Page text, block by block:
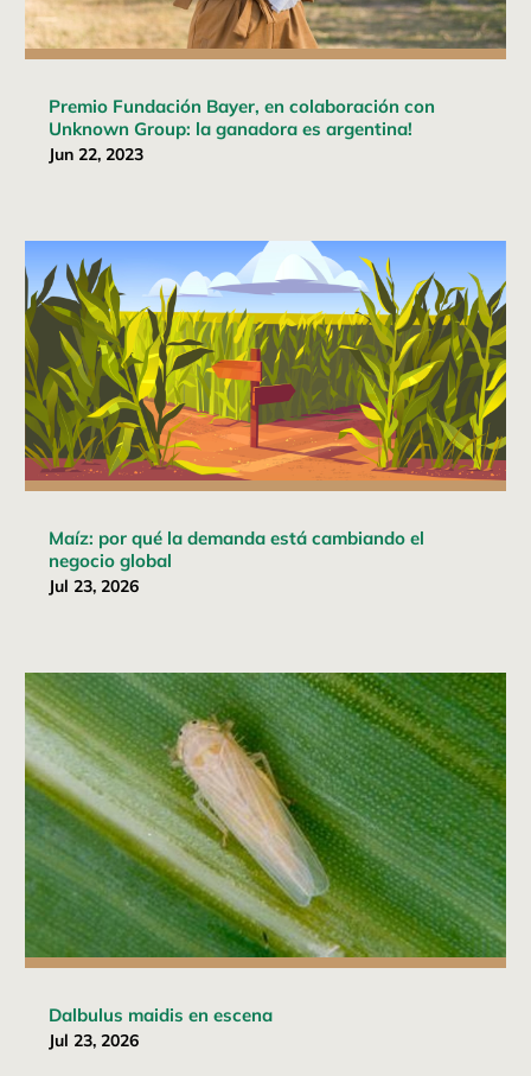
Premio Fundación Bayer, en colaboración con
Unknown Group: la ganadora es argentina!
Jun 22, 2023
Maíz: por qué la demanda está cambiando el
negocio global
Jul 23, 2026
Dalbulus maidis en escena
Jul 23, 2026